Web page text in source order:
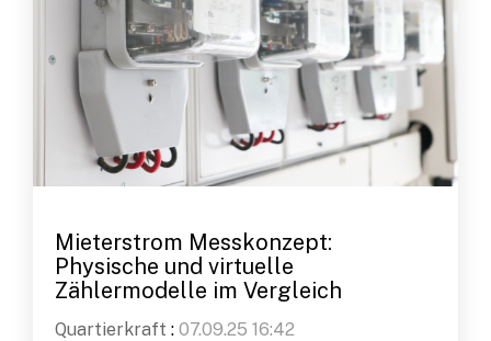
Mieterstrom Messkonzept:
Physische und virtuelle
Zählermodelle im Vergleich
Quartierkraft : 07.09.25 16:42